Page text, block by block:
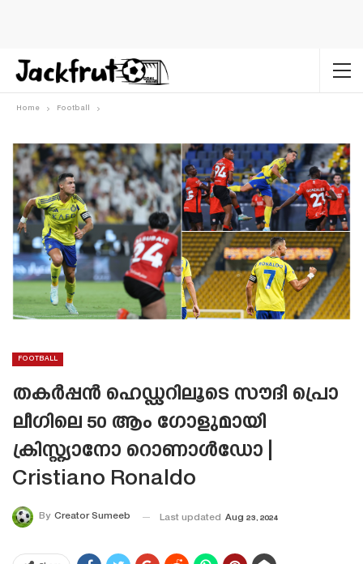
Home Football
FOOTBALL
തകർപ്പൻ ഹെഡ്ഡറിലൂടെ സൗദി പ്രൊ
ലീഗിലെ 50 ആം ഗോളുമായി
ക്രിസ്റ്റ്യാനോ റൊണാൾഡോ |
Cristiano Ronaldo
By Creator Sumeeb Last updated Aug 23, 2024